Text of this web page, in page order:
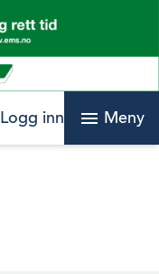
Logg inn menu Meny